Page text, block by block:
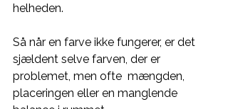
helheden.
Så når en farve ikke fungerer, er det
sjældent selve farven, der er
problemet, men ofte  mængden,
placeringen eller en manglende